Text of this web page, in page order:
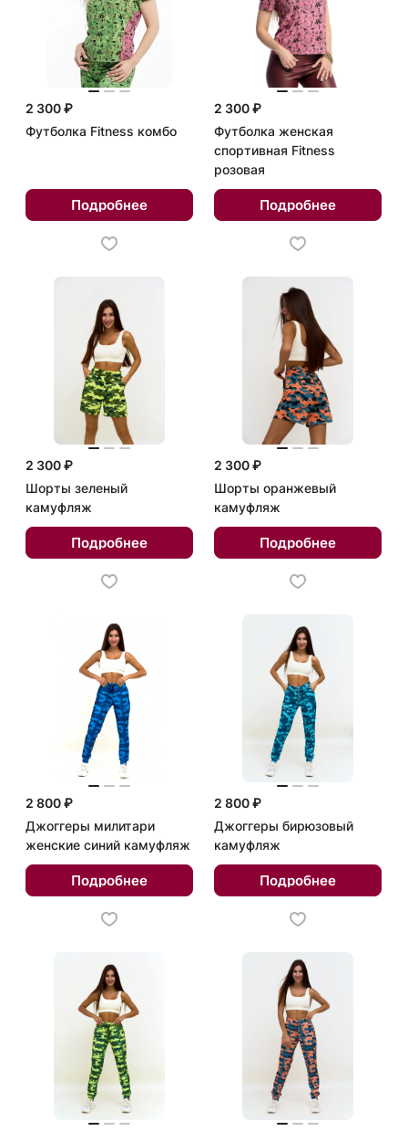
2 300 ₽
Футболка Fitness комбо
Подробнее
2 300 ₽
Футболка женская
спортивная Fitness
розовая
Подробнее
2 300 ₽
Шорты зеленый
камуфляж
Подробнее
2 300 ₽
Шорты оранжевый
камуфляж
Подробнее
2 800 ₽
Джоггеры милитари
женские синий камуфляж
Подробнее
2 800 ₽
Джоггеры бирюзовый
камуфляж
Подробнее